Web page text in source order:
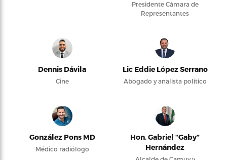
Presidente Cámara de
Representantes
Dennis Dávila
Cine
Lic Eddie López Serrano
Abogado y analista político
González Pons MD
Médico radiólogo
Hon. Gabriel “Gaby”
Hernández